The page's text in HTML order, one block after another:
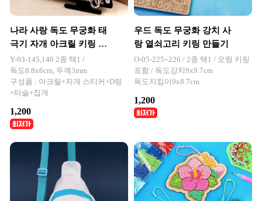
나라 사랑 독도 무궁화 태
극기 자개 아크릴 키링 열
쇠고리 만들기 세트
Y-03-145,146 2종 택1 /
독도8.8x6cm, 두께3mm
구성품 : 아크릴+자개 스티커+D링
+타슬+집게
1,200
우드 독도 무궁화 강치 사
랑 열쇠고리 키링 만들기
O-05-225~226 / 2종 택1 / 오링 키링
포함 / 독도강치9x9.7cm
독도지킴이9x8.7cm
1,200